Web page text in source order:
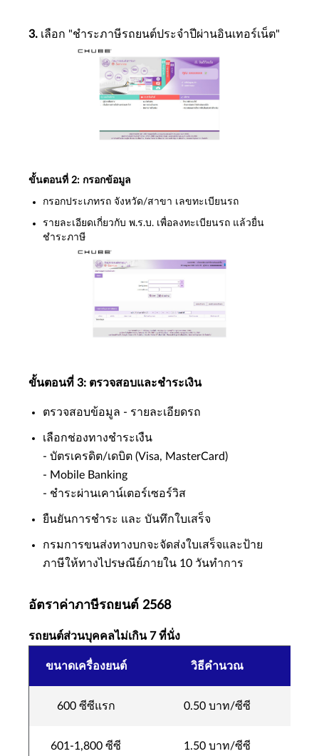
3. เลือก "ชำระภาษีรถยนต์ประจำปีผ่านอินเทอร์เน็ต"
ขั้นตอนที่ 2: กรอกข้อมูล
กรอกประเภทรถ จังหวัด/สาขา เลขทะเบียนรถ
รายละเอียดเกี่ยวกับ พ.ร.บ. เพื่อลงทะเบียนรถ แล้วยื่น
ชำระภาษี
ขั้นตอนที่ 3: ตรวจสอบและชำระเงิน
ตรวจสอบข้อมูล - รายละเอียดรถ
เลือกช่องทางชำระเงืน
- บัตรเครดิต/เดบิต (Visa, MasterCard)
- Mobile Banking
- ชำระผ่านเคาน์เตอร์เซอร์วิส
ยืนยันการชำระ และ บันทึกใบเสร็จ
กรมการขนส่งทางบกจะจัดส่งใบเสร็จและป้าย
ภาษีให้ทางไปรษณีย์ภายใน 10 วันทำการ
อัตราค่าภาษีรถยนต์ 2568
รถยนต์ส่วนบุคคลไม่เกิน 7 ที่นั่ง
ขนาดเครื่องยนต์ วิธีคำนวณ
600 ซีซีแรก 0.50 บาท/ซีซี
601-1,800 ซีซี 1.50 บาท/ซีซี